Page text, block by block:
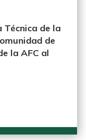
de la
de
la AFC al